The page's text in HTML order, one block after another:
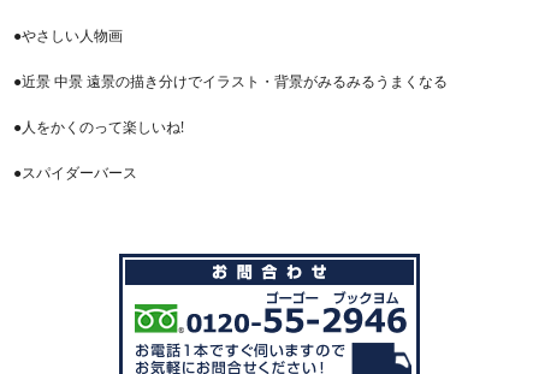
●やさしい人物画
●近景 中景 遠景の描き分けでイラスト・背景がみるみるうまくなる
●人をかくのって楽しいね!
●スパイダーバース